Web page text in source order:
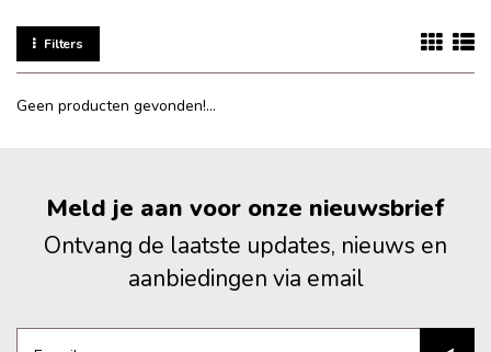
Filters
Geen producten gevonden!...
Meld je aan voor onze nieuwsbrief
Ontvang de laatste updates, nieuws en
aanbiedingen via email